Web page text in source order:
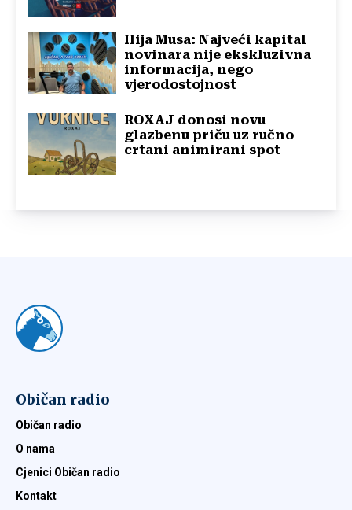
Ilija Musa: Najveći kapital
novinara nije ekskluzivna
informacija, nego
vjerodostojnost
ROXAJ donosi novu
glazbenu priču uz ručno
crtani animirani spot
Običan radio
Običan radio
O nama
Cjenici Običan radio
Kontakt